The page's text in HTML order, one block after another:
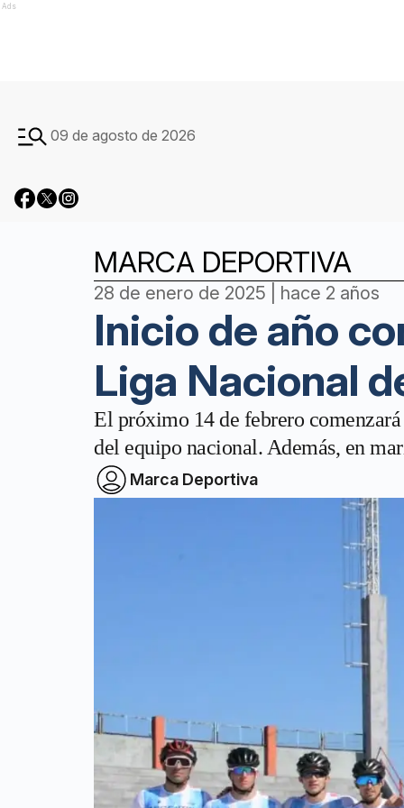
Ads
09 de agosto de 2026
MARCA DEPORTIVA
28 de enero de 2025 | hace 2 años
Inicio de año
Liga Nacional
El próximo 14 de febrero
del equipo nacional. Además, en
Marca Deportiva